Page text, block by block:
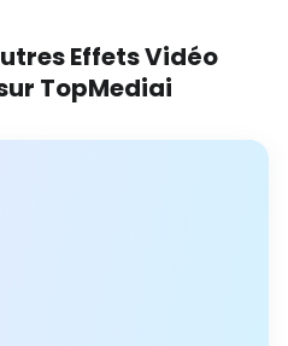
Effets Vidéo
TopMediai